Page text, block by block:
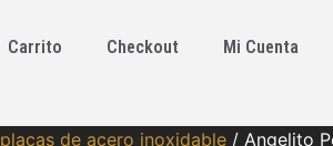
Carrito Checkout Mi Cuenta
placas de acero inoxidable / Angelito